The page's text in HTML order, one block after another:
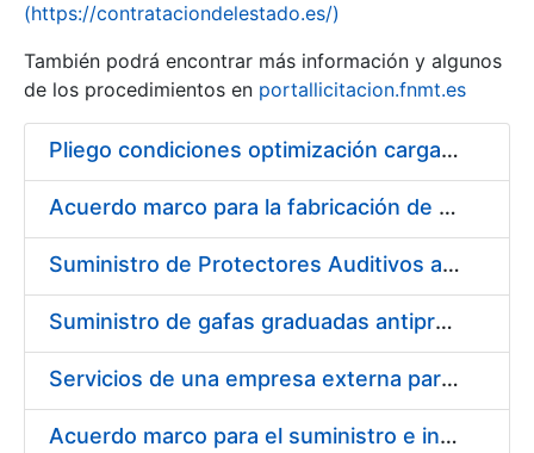
Erakutsi/Ezkutatu
(https://contrataciondelestado.es/)
También podrá encontrar más información y algunos
de los procedimientos en portallicitacion.fnmt.es
Pliego condiciones optimización cargas compras firmado
Acuerdo marco para la fabricación de piezas
Suministro de Protectores Auditivos a medida para las personas trabajadoras de los Centros de Trabajo de Madrid y Burgos
Suministro de gafas graduadas antiproyecciones para los trabajadores de la FNMT-RCM en los centros de trabajo de Madrid y Burgos
Servicios de una empresa externa para el asesoramiento y resolución de los recursos de alzada que se presentan relacionados con procesos de selección para la FNMT-RCM
Acuerdo marco para el suministro e instalación de persianas, estores y otros complementos